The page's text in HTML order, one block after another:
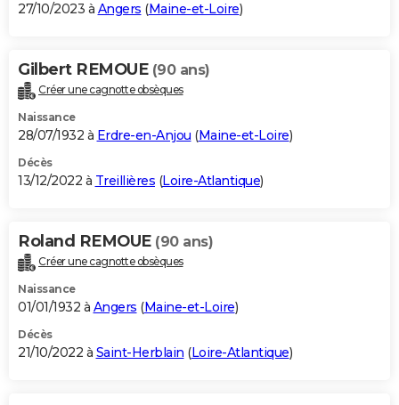
27/10/2023 à Angers (Maine-et-Loire)
Gilbert REMOUE (90 ans)
Créer une cagnotte obsèques
Naissance
28/07/1932 à Erdre-en-Anjou (Maine-et-Loire)
Décès
13/12/2022 à Treillières (Loire-Atlantique)
Roland REMOUE (90 ans)
Créer une cagnotte obsèques
Naissance
01/01/1932 à Angers (Maine-et-Loire)
Décès
21/10/2022 à Saint-Herblain (Loire-Atlantique)